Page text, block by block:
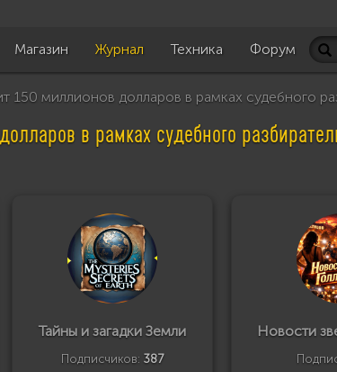
Магазин Журнал Техника Форум
150 миллионов долларов в рамках судебного
в рамках судебного
Тайны и загадки Земли
Подписчиков: 387
Новости